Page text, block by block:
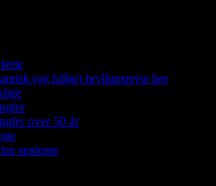
(og billig) bryllupsrejse her
over 50 år
seniorer